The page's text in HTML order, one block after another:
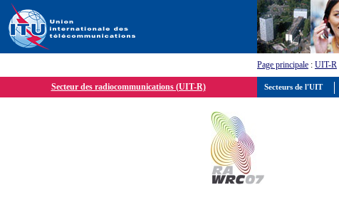
Page principale : UIT-R
Secteur des radiocommunications (UIT-R) Secteurs de l'UIT